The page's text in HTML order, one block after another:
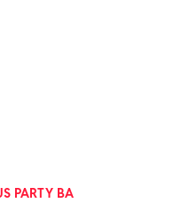
PARTY BA